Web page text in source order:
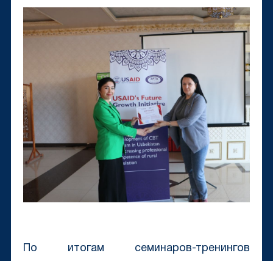
По итогам семинаров-тренингов